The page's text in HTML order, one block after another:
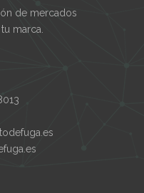
de mercados
marca.